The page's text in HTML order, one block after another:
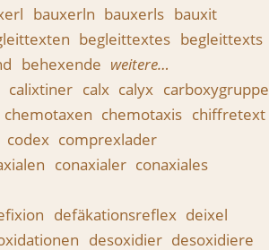
bauxerln bauxerls bauxit
begleittextes begleittexts
behexende weitere…
calixtiner calx calyx carboxygruppe
chemotaxen chemotaxis chiffretext
codex comprexlader
conaxialer conaxiales
defäkationsreflex deixel
desoxidier desoxidiere